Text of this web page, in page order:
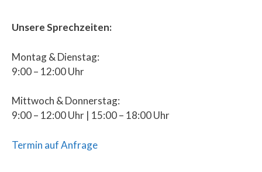
Unsere Sprechzeiten:
Montag & Dienstag:
9:00 – 12:00 Uhr
Mittwoch & Donnerstag:
9:00 – 12:00 Uhr | 15:00 – 18:00 Uhr
Termin auf Anfrage